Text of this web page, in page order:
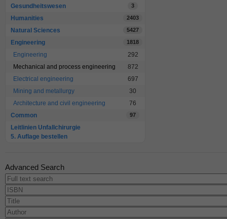
Gesundheitswesen 3
Humanities 2403
Natural Sciences 5427
Engineering 1818
Engineering
292
Mechanical and process engineering
872
Electrical engineering
697
Mining and metallurgy
30
Architecture and civil engineering
76
Common
97
Leitlinien Unfallchirurgie
5. Auflage bestellen
Advanced Search